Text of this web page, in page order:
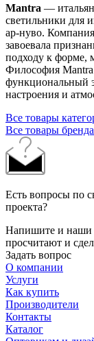
Mantra —
светильники для
ар-нуво.
завоевала
подходу к форме,
Философия Mantra
функциональный
настроения и
Все товары
Все товары
Есть вопросы по
проекта?
Напишите и наши
просчитают и
Задать вопрос
О компании
Услуги
Как купить
Производители
Контакты
Каталог